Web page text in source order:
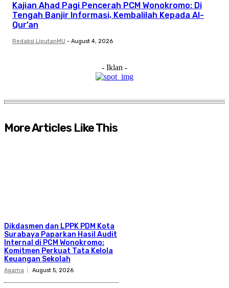
Kajian Ahad Pagi Pencerah PCM Wonokromo: Di
Tengah Banjir Informasi, Kembalilah Kepada Al-
Qur’an
Redaksi LiputanMU - August 4, 2026
- Iklan -
More Articles Like This
Dikdasmen dan LPPK PDM Kota
Surabaya Paparkan Hasil Audit
Internal di PCM Wonokromo:
Komitmen Perkuat Tata Kelola
Keuangan Sekolah
Agama August 5, 2026